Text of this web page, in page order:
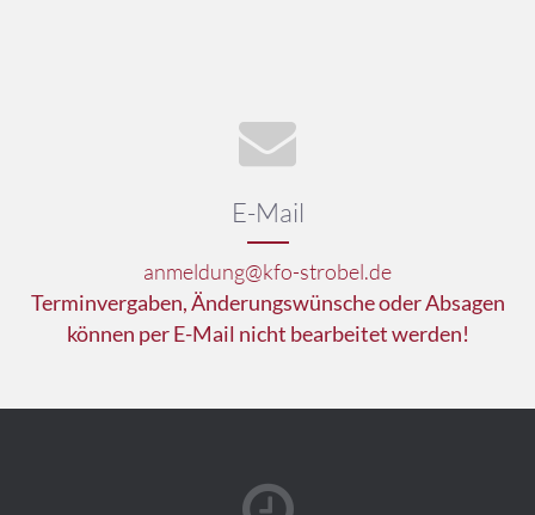
E-Mail
anmeldung@kfo-strobel.de
Terminvergaben, Änderungswünsche oder Absagen
können per E-Mail nicht bearbeitet werden!